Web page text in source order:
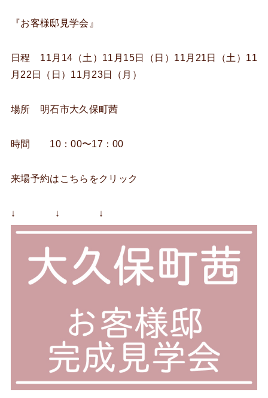
『お客様邸見学会』
日程 11月14（土）11月15日（日）11月21日（土）11
月22日（日）11月23日（月）
場所 明石市大久保町茜
時間 10：00〜17：00
来場予約はこちらをクリック
↓ ↓ ↓